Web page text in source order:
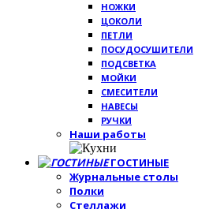
НОЖКИ
ЦОКОЛИ
ПЕТЛИ
ПОСУДОСУШИТЕЛИ
ПОДСВЕТКА
МОЙКИ
СМЕСИТЕЛИ
НАВЕСЫ
РУЧКИ
Наши работы
ГОСТИНЫЕ
Журнальные столы
Полки
Стеллажи